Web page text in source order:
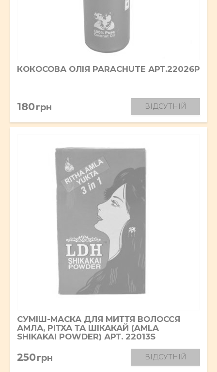
КОКОСОВА ОЛІЯ PARACHUTE АРТ.22026P
180грн ВІДСУТНІЙ
СУМІШ-МАСКА ДЛЯ МИТТЯ ВОЛОССЯ
АМЛА, РІТХА ТА ШІКАКАЙ (AMLA
SHIKAKAI POWDER) АРТ. 22013S
250грн ВІДСУТНІЙ